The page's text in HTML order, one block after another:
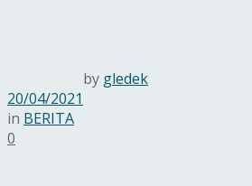
by gledek
20/04/2021
in BERITA
0